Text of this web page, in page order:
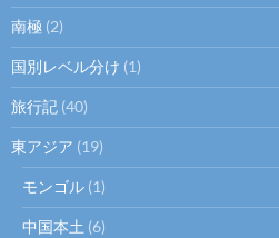
南極 (2)
国別レベル分け (1)
旅行記 (40)
東アジア (19)
モンゴル (1)
中国本土 (6)